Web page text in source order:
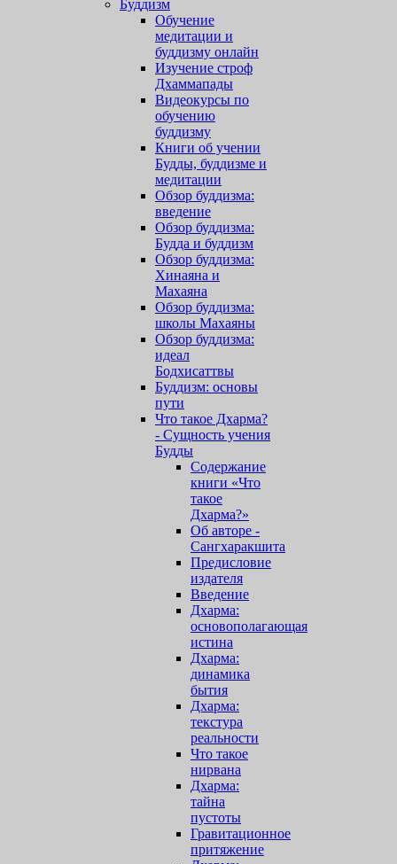
Буддизм
Обучение
медитации и
буддизму онлайн
Изучение строф
Дхаммапады
Видеокурсы по
обучению
буддизму
Книги об учении
Будды, буддизме и
медитации
Обзор буддизма:
введение
Обзор буддизма:
Будда и буддизм
Обзор буддизма:
Хинаяна и
Махаяна
Обзор буддизма:
школы Махаяны
Обзор буддизма:
идеал
Бодхисаттвы
Буддизм: основы
пути
Что такое Дхарма?
- Сущность учения
Будды
Содержание
книги «Что
такое
Дхарма?»
Об авторе -
Сангхаракшита
Предисловие
издателя
Введение
Дхарма:
основополагающая
истина
Дхарма:
динамика
бытия
Дхарма:
текстура
реальности
Что такое
нирвана
Дхарма:
тайна
пустоты
Гравитационное
притяжение